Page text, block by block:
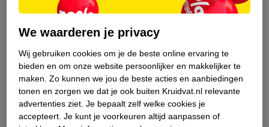
knipperen? Dan kun je
gebruiken om je ogen te
maken.
We waarderen je privacy
Wij gebruiken cookies om je de beste online ervaring te
bieden en om onze website persoonlijker en makkelijker te
maken. Zo kunnen we jou de beste acties en aanbiedingen
tonen en zorgen we dat je ook buiten Kruidvat.nl relevante
advertenties ziet. Je bepaalt zelf welke cookies je
accepteert. Je kunt je voorkeuren altijd aanpassen of